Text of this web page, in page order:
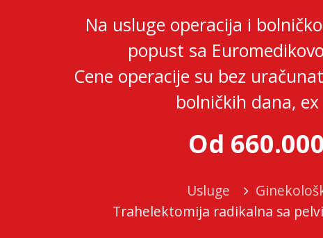
Na usluge operacija i
popust sa
Cene operacije su bez
bolničkih dana,
Od
Usluge
Trahelektomija radikalna sa